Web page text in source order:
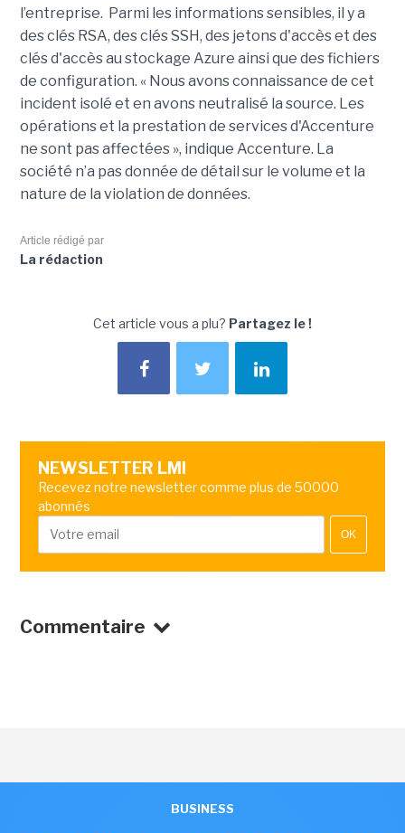
l’entreprise. Parmi les informations sensibles, il y a
des clés RSA, des clés SSH, des jetons d'accès et des
clés d'accès au stockage Azure ainsi que des fichiers
de configuration. « Nous avons connaissance de cet
incident isolé et en avons neutralisé la source. Les
opérations et la prestation de services d'Accenture
ne sont pas affectées », indique Accenture. La
société n’a pas donnée de détail sur le volume et la
nature de la violation de données.
Article rédigé par
La rédaction
Cet article vous a plu? Partagez le !
NEWSLETTER LMI
Recevez notre newsletter comme plus de 50000
abonnés
OK
Commentaire
BUSINESS